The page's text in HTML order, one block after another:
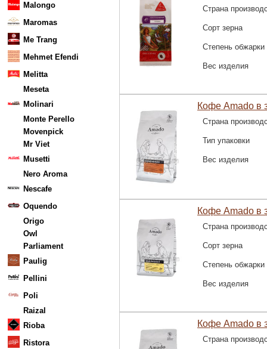
Malongo
Maromas
Me Trang
Mehmet Efendi
Melitta
Meseta
Molinari
Monte Perello
Movenpick
Mr Viet
Musetti
Nero Aroma
Nescafe
Oquendo
Origo
Owl
Parliament
Paulig
Pellini
Poli
Raizal
Rioba
Ristora
Страна
Сорт зерна
Степень обжарки
Вес изделия
Кофе Amado в
Страна
Тип упаковки
Вес изделия
Кофе Amado в
Страна
Сорт зерна
Степень обжарки
Вес изделия
Кофе Amado в
Страна